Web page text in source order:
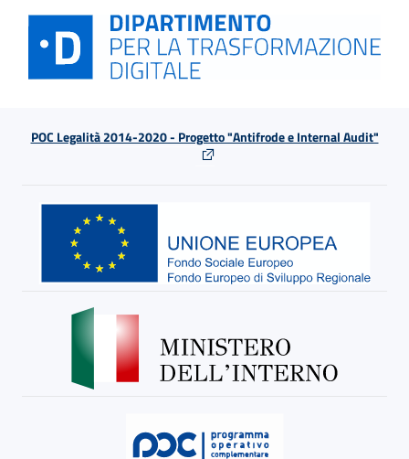
POC Legalità 2014-2020 - Progetto "Antifrode e Internal Audit"